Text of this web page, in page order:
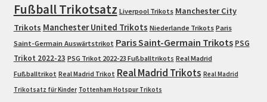
Fußball Trikotsatz Liverpool Trikots Manchester City
Trikots Manchester United Trikots Niederlande Trikots Paris
Saint-Germain Auswärtstrikot Paris Saint-Germain Trikots PSG
Trikot 2022-23 PSG Trikot 2022-23 Fußballtrikots Real Madrid
Fußballtrikot Real Madrid Trikot Real Madrid Trikots Real Madrid
Trikotsatz für Kinder Tottenham Hotspur Trikots